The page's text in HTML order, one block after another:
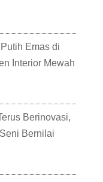
Emas di
Interior Mewah
Berinovasi,
Bernilai